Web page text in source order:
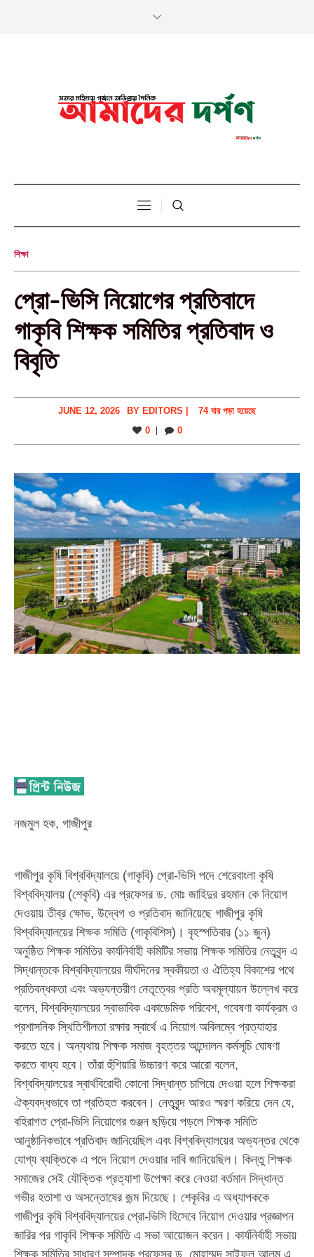
শিক্ষা
প্রো-ভিসি নিয়োগের প্রতিবাদে
গাকৃবি শিক্ষক সমিতির প্রতিবাদ ও
বিবৃতি
JUNE 12, 2026 BY EDITORS |
74 বার পড়া হয়েছে
0
0
নজমুল হক, গাজীপুর
গাজীপুর কৃষি বিশ্ববিদ্যালয়ে (গাকৃবি) প্রো-ভিসি পদে শেরেবাংলা কৃষি
বিশ্ববিদ্যালয় (শেকৃবি) এর প্রফেসর ড. মোঃ জাহিদুর রহমান কে নিয়োগ
দেওয়ায় তীব্র ক্ষোভ, উদ্বেগ ও প্রতিবাদ জানিয়েছে গাজীপুর কৃষি
বিশ্ববিদ্যালয়ের শিক্ষক সমিতি (গাকৃবিশিস)। বৃহস্পতিবার (১১ জুন)
অনুষ্ঠিত শিক্ষক সমিতির কার্যনির্বাহী কমিটির সভায় শিক্ষক সমিতির নেতৃবৃন্দ এ
সিদ্ধান্তকে বিশ্ববিদ্যালয়ের দীর্ঘদিনের স্বকীয়তা ও ঐতিহ্য বিকাশের পথে
প্রতিবন্ধকতা এবং অভ্যন্তরীণ নেতৃত্বের প্রতি অবমূল্যায়ন উল্লেখ করে
বলেন, বিশ্ববিদ্যালয়ের স্বাভাবিক একাডেমিক পরিবেশ, গবেষণা কার্যক্রম ও
প্রশাসনিক স্থিতিশীলতা রক্ষার স্বার্থে এ নিয়োগ অবিলম্বে প্রত্যাহার
করতে হবে। অন্যথায় শিক্ষক সমাজ বৃহত্তর আন্দোলন কর্মসূচি ঘোষণা
করতে বাধ্য হবে। তাঁরা হুঁশিয়ারি উচ্চারণ করে আরো বলেন,
বিশ্ববিদ্যালয়ের স্বার্থবিরোধী কোনো সিদ্ধান্ত চাপিয়ে দেওয়া হলে শিক্ষকরা
ঐক্যবদ্ধভাবে তা প্রতিহত করবেন। নেতৃবৃন্দ আরও স্মরণ করিয়ে দেন যে,
বহিরাগত প্রো-ভিসি নিয়োগের গুঞ্জন ছড়িয়ে পড়লে শিক্ষক সমিতি
আনুষ্ঠানিকভাবে প্রতিবাদ জানিয়েছিল এবং বিশ্ববিদ্যালয়ের অভ্যন্তর থেকে
যোগ্য ব্যক্তিকে এ পদে নিয়োগ দেওয়ার দাবি জানিয়েছিল। কিন্তু শিক্ষক
সমাজের সেই যৌক্তিক প্রত্যাশা উপেক্ষা করে নেওয়া বর্তমান সিদ্ধান্ত
গভীর হতাশা ও অসন্তোষের জন্ম দিয়েছে। শেকৃবির এ অধ্যাপককে
গাজীপুর কৃষি বিশ্ববিদ্যালয়ের প্রো-ভিসি হিসেবে নিয়োগ দেওয়ার প্রজ্ঞাপন
জারির পর গাকৃবি শিক্ষক সমিতি এ সভা আয়োজন করেন। কার্যনির্বাহী সভায়